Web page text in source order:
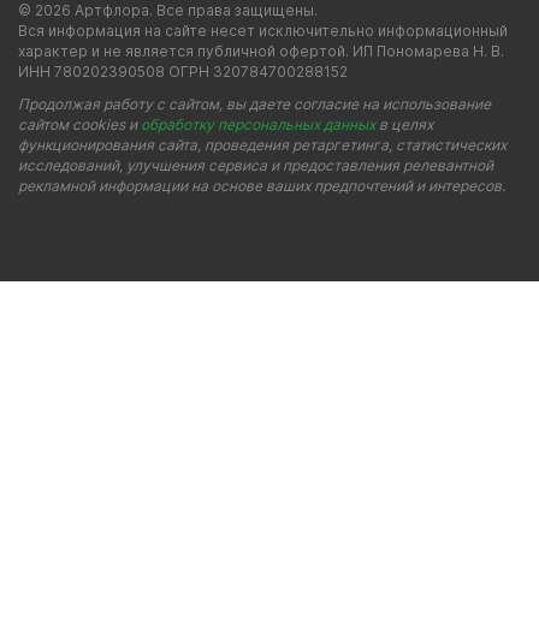
© 2026 Артфлора. Все права защищены.
Вся информация на сайте несет исключительно информационный
характер и не является публичной офертой. ИП Пономарева Н. В.
ИНН 780202390508 ОГРН 320784700288152
Продолжая работу с сайтом, вы даете согласие на использование
сайтом cookies и обработку персональных данныхв целях
функционирования сайта, проведения ретаргетинга, статистических
исследований, улучшения сервиса и предоставления релевантной
рекламной информации на основе ваших предпочтений и интересов.